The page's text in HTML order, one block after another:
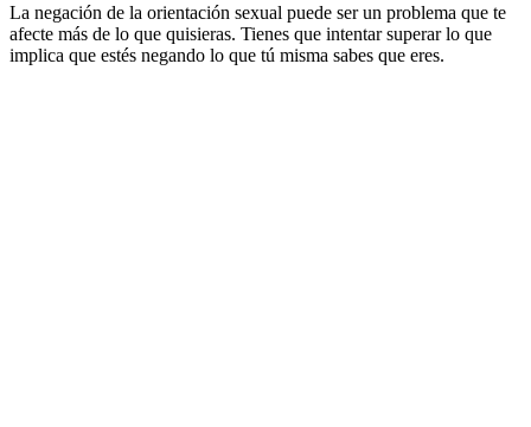
La negación de la orientación sexual puede ser un problema que te
afecte más de lo que quisieras. Tienes que intentar superar lo que
implica que estés negando lo que tú misma sabes que eres.